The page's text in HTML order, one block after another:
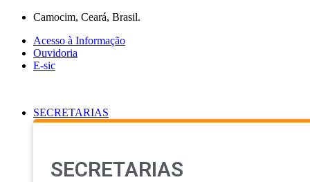
conteúdo
Camocim, Ceará, Brasil.
Acesso à Informação
Ouvidoria
E-sic
SECRETARIAS
SECRETARIAS